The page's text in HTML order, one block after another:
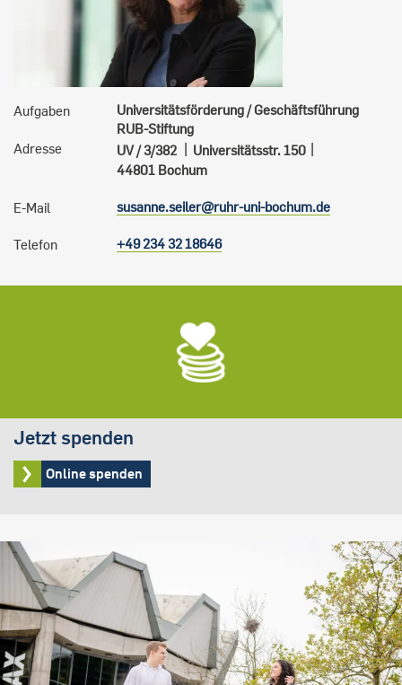
Aufgaben
Universitätsförderung / Geschäftsführung
RUB-Stiftung
Adresse
UV 3/382
Universitätsstr. 150
44801 Bochum
E-Mail susanne.seiler@ruhr-uni-bochum.de
Telefon +49 234 32 18646
Jetzt spenden
Online spenden